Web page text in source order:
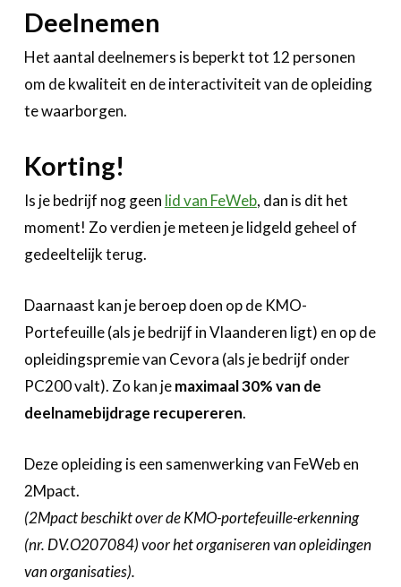
Deelnemen
Het aantal deelnemers is beperkt tot 12 personen
om de kwaliteit en de interactiviteit van de opleiding
te waarborgen.
Korting!
Is je bedrijf nog geen lid van FeWeb, dan is dit het
moment! Zo verdien je meteen je lidgeld geheel of
gedeeltelijk terug.
Daarnaast kan je beroep doen op de KMO-
Portefeuille (als je bedrijf in Vlaanderen ligt) en op de
opleidingspremie van Cevora (als je bedrijf onder
PC200 valt). Zo kan jemaximaal 30% van de
deelnamebijdrage recupereren.
Deze opleiding is een samenwerking van FeWeb en
2Mpact.
(2Mpact beschikt over de KMO-portefeuille-erkenning
(nr. DV.O207084) voor het organiseren van opleidingen
van organisaties).